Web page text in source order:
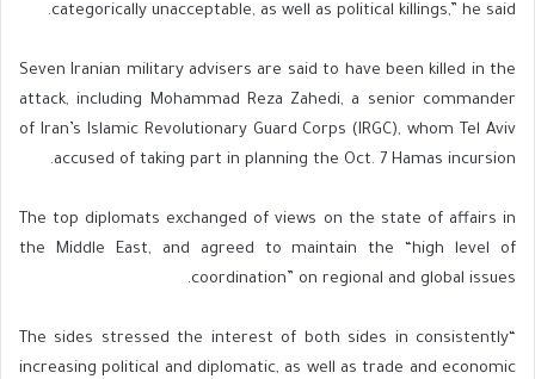
categorically unacceptable, as well as political killings,” he said.
Seven Iranian military advisers are said to have been killed in the
attack, including Mohammad Reza Zahedi, a senior commander
of Iran’s Islamic Revolutionary Guard Corps (IRGC), whom Tel Aviv
accused of taking part in planning the Oct. 7 Hamas incursion.
The top diplomats exchanged of views on the state of affairs in
the Middle East, and agreed to maintain the “high level of
coordination” on regional and global issues.
“The sides stressed the interest of both sides in consistently
increasing political and diplomatic, as well as trade and economic